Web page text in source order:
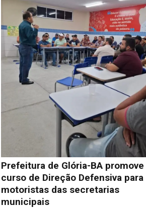
Prefeitura de Glória-BA promove
curso de Direção Defensiva para
motoristas das secretarias
municipais